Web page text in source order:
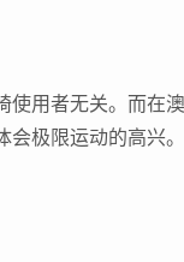
用者无关。而在
会极限运动的高兴